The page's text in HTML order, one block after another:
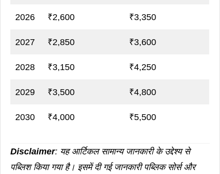
2026 ₹2,600 ₹3,350
2027 ₹2,850 ₹3,600
2028 ₹3,150 ₹4,250
2029 ₹3,500 ₹4,800
2030 ₹4,000 ₹5,500
Disclaimer: यह आर्टिकल सामान्य जानकारी के उद्देश्य से
पब्लिश किया गया है। इसमें दी गई जानकारी पब्लिक सोर्स और